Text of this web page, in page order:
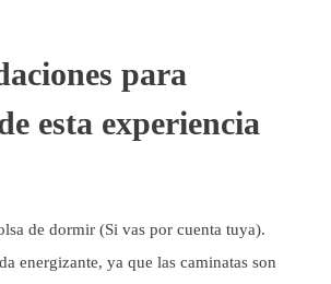
para
esta experiencia
de dormir (Si vas por cuenta tuya).
energizante, ya que las caminatas son